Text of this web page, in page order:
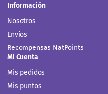
Información
Nosotros
Envíos
Recompensas NatPoints
Mi Cuenta
Mis pedidos
Mis puntos